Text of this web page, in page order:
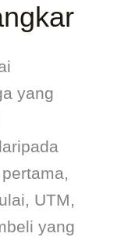
yang
UTM,
yang